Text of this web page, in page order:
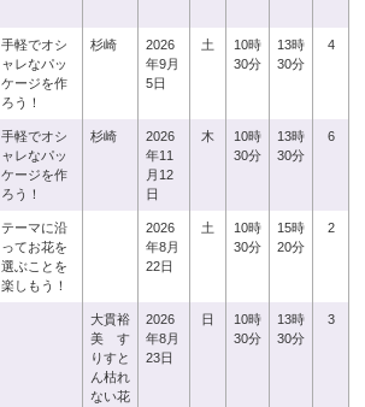
手軽でオシ
ャレなパッ
ケージを作
ろう！
杉崎
2026
年9月
5日
土
10時
30分
13時
30分
4
手軽でオシ
ャレなパッ
ケージを作
ろう！
杉崎
2026
年11
月12
日
木
10時
30分
13時
30分
6
テーマに沿
ってお花を
選ぶことを
楽しもう！
2026
年8月
22日
土
10時
30分
15時
20分
2
大貫裕
美 す
りすと
ん枯れ
ない花
2026
年8月
23日
日
10時
30分
13時
30分
3